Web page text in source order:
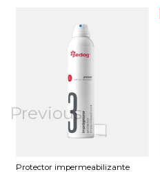
Previous
Protector impermeabilizante